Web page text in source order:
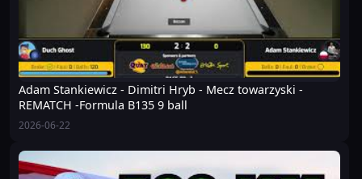
Adam Stankiewicz - Dimitri Hryb - Mecz towarzyski -
REMATCH -Formula B135 9 ball
2026-06-22